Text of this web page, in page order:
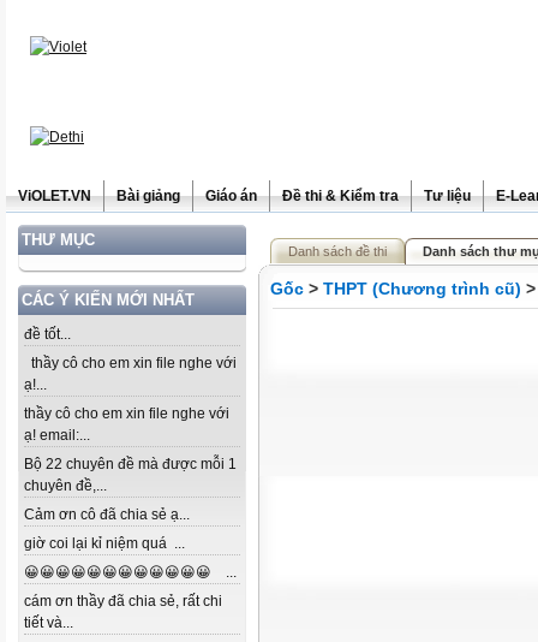
ViOLET.VN Bài giảng Giáo án Đề thi & Kiểm tra Tư liệu E-
THƯ MỤC
CÁC Ý KIẾN MỚI NHẤT
đề tốt...
thầy cô cho em xin file nghe với
ạ!...
thầy cô cho em xin file nghe với
ạ! email:...
Bộ 22 chuyên đề mà được mỗi 1
chuyên đề,...
Cảm ơn cô đã chia sẻ ạ...
giờ coi lại kỉ niệm quá ...
😀😀😀😀😀😀😀😀😀😀😀😀 ...
cám ơn thầy đã chia sẻ, rất chi
tiết và...
Danh sách đề thi Danh sách thư
Gốc > THPT (Chương trình cũ)